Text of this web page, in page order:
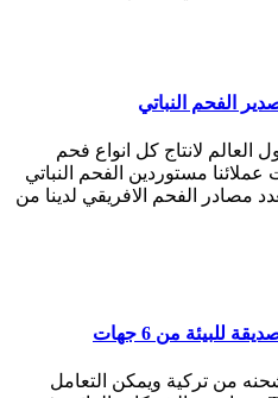
الفحم النباتي
العالم لانتاج كل انواع فحم
عملائنا مستوردين الفحم النباتي
مصادر الفحم الافريقي لدينا من
من 6 جهات
من تركية ويمكن التعامل